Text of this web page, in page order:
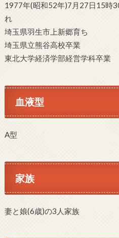
1977年(昭和52年)7月27日15時
れ
埼玉県羽生市上新郷育ち
埼玉県立熊谷高校卒業
東北大学経済学部経営学科卒業
血液型
A型
家族
妻と娘(6歳)の3人家族